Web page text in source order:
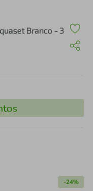
Branco - 3
-24%